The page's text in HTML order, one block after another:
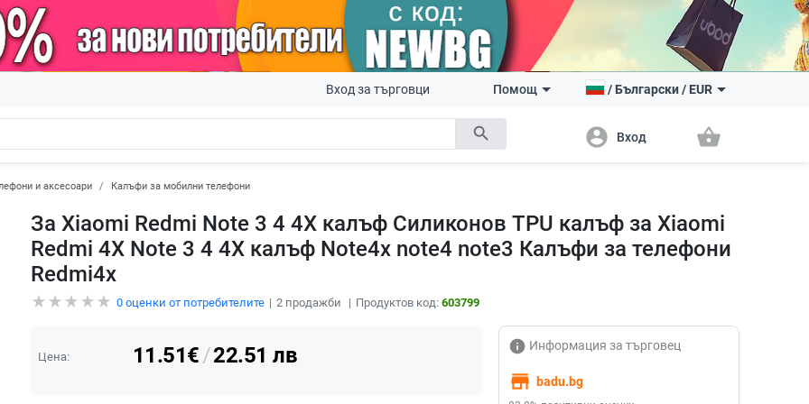
search
Вход за търговци Помощ /Български/ EUR
account_circle Вход shopping_basket
и аксесоари Калъфи за мобилни телефони
За Xiaomi Redmi Note 3 4 4X калъф Силиконов TPU калъф за Xiaomi
Redmi 4X Note 3 4 4X калъф Note4x note4 note3 Калъфи за телефони
Redmi4x
0оценки от потребителите 2продажби Продуктов код: 603799
Цена: 11.51€/22.51 лв info Информация за търговец
store badu.bg